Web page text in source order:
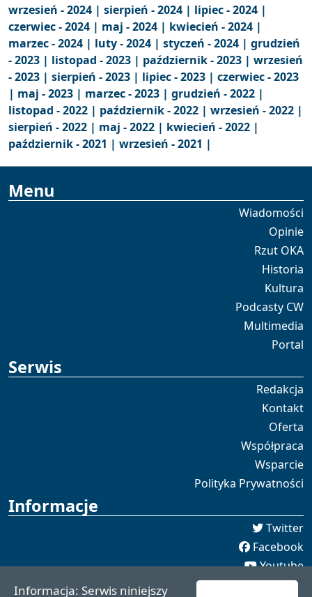
wrzesień - 2024 | sierpień - 2024 | lipiec - 2024 |
czerwiec - 2024 | maj - 2024 | kwiecień - 2024 |
marzec - 2024 | luty - 2024 | styczeń - 2024 | grudzień
- 2023 | listopad - 2023 | październik - 2023 | wrzesień
- 2023 | sierpień - 2023 | lipiec - 2023 | czerwiec - 2023
| maj - 2023 | marzec - 2023 | grudzień - 2022 |
listopad - 2022 | październik - 2022 | wrzesień - 2022 |
sierpień - 2022 | maj - 2022 | kwiecień - 2022 |
październik - 2021 | wrzesień - 2021 |
Menu
Wiadomości
Opinie
Rzut OKA
Historia
Kultura
Podcasty CW
Multimedia
Portal
Serwis
Redakcja
Kontakt
Oferta
Współpraca
Wsparcie
Polityka Prywatności
Informacje
Twitter
Facebook
Youtube
Spotify
Informacja: Serwis niniejszy